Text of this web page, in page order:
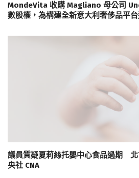
MondeVita 收購 Magliano 母公司
數股權，為構建全新意大利奢侈品平
議員質疑夏莉絲托嬰中心食品過期
央社 CNA